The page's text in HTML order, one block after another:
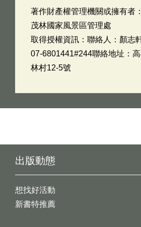
著作財產權管理機關或擁有者
茂林國家風景區管理處
取得授權資訊：聯絡人：顏志
07-6801441#244聯絡地址：
林村12-5號
出版動態
想找好活動
新書特推薦